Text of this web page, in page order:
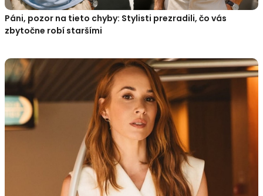
Páni, pozor na tieto chyby: Stylisti prezradili, čo vás
zbytočne robí staršími